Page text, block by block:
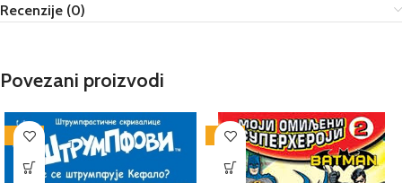
Recenzije (0)
Povezani proizvodi
-25% -25%